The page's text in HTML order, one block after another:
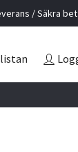
/ Säkra